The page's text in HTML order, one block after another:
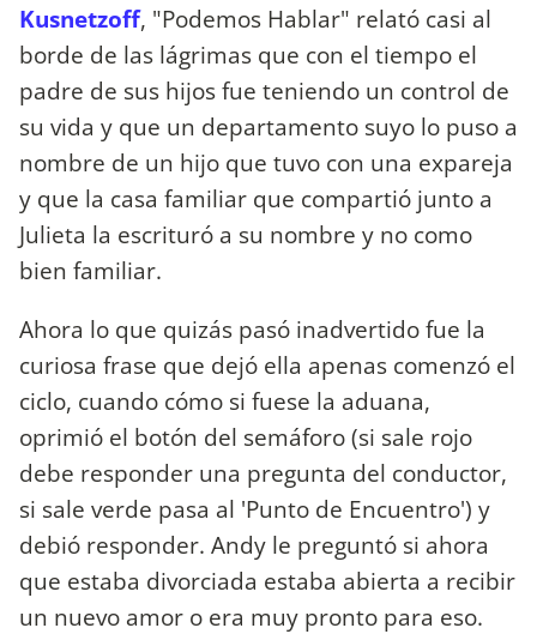
Kusnetzoff, "Podemos Hablar" relató casi al
borde de las lágrimas que con el tiempo el
padre de sus hijos fue teniendo un control de
su vida y que un departamento suyo lo puso a
nombre de un hijo que tuvo con una expareja
y que la casa familiar que compartió junto a
Julieta la escrituró a su nombre y no como
bien familiar.
Ahora lo que quizás pasó inadvertido fue la
curiosa frase que dejó ella apenas comenzó el
ciclo, cuando cómo si fuese la aduana,
oprimió el botón del semáforo (si sale rojo
debe responder una pregunta del conductor,
si sale verde pasa al 'Punto de Encuentro') y
debió responder. Andy le preguntó si ahora
que estaba divorciada estaba abierta a recibir
un nuevo amor o era muy pronto para eso.